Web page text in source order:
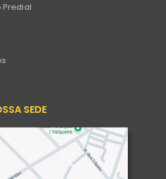
Predial
SEDE